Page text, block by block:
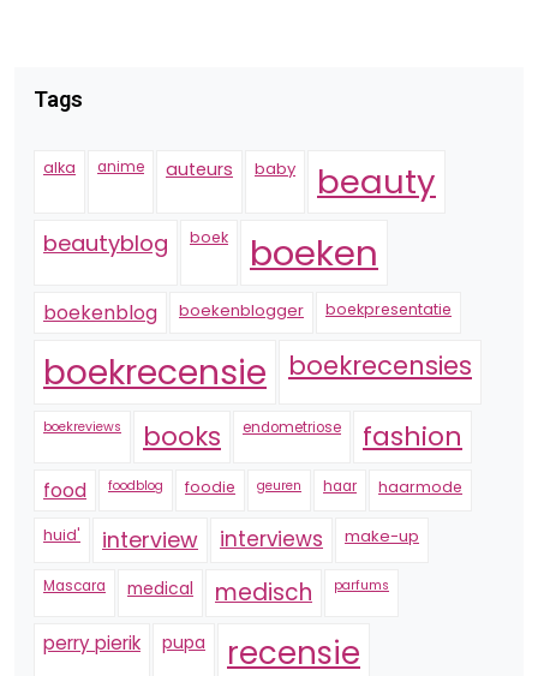
Tags
alka anime auteurs baby beauty
beautyblog boek boeken
boekenblog boekenblogger boekpresentatie
boekrecensie boekrecensies
boekreviews books endometriose fashion
food foodblog foodie geuren haar haarmode
huid' interview interviews make-up
Mascara medical medisch parfums
perry pierik pupa recensie